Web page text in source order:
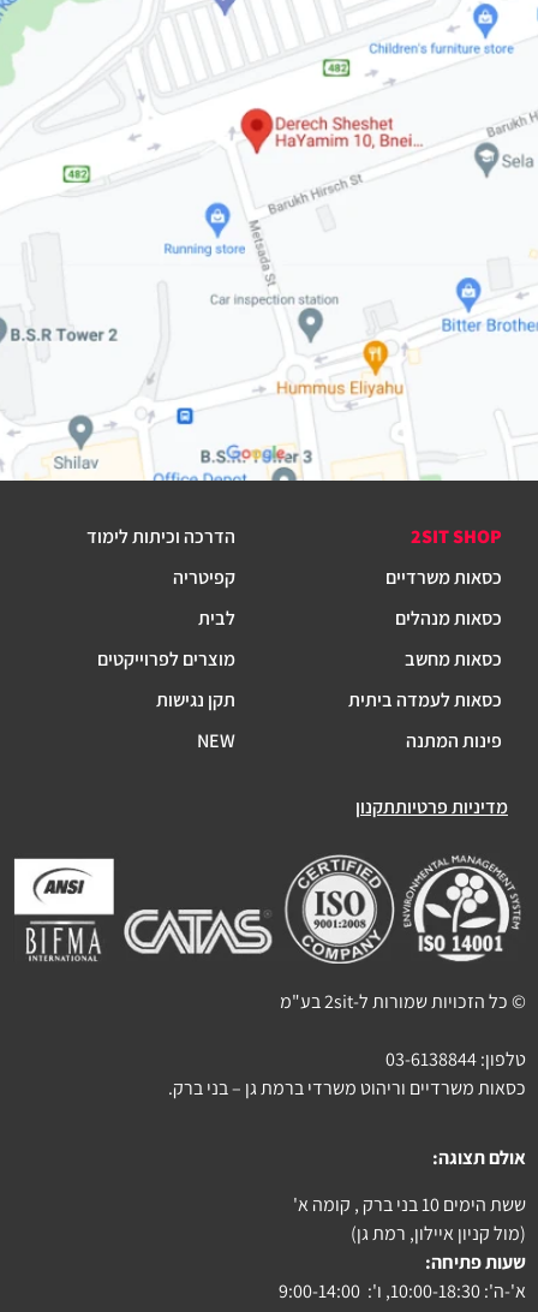
2SIT SHOP
כסאות משרדיים
כסאות מנהלים
כסאות מחשב
כסאות לעמדה ביתית
פינות המתנה
הדרכה וכיתות לימוד
קפיטריה
לבית
מוצרים לפרוייקטים
תקן נגישות
NEW
מדיניות פרטיותתקנון
© כל הזכויות שמורות ל-2sit בע"מ
טלפון:03-6138844
כסאות משרדיים וריהוט משרדי ברמת גן – בני ברק.
אולם תצוגה:
ששת הימים 10 בני ברק , קומה א'
(מול קניון איילון, רמת גן)
שעות פתיחה:
א'-ה': 10:00-18:30, ו': 9:00-14:00